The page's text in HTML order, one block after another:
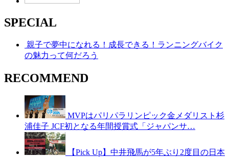
SPECIAL
親子で夢中になれる！成長できる！ランニングバイク
の魅力って何だろう
RECOMMEND
MVPはパリパラリンピック金メダリスト杉
浦佳子 JCF初となる年間授賞式「ジャパンサ…
【Pick Up】中井飛馬が5年ぶり2度目の日本